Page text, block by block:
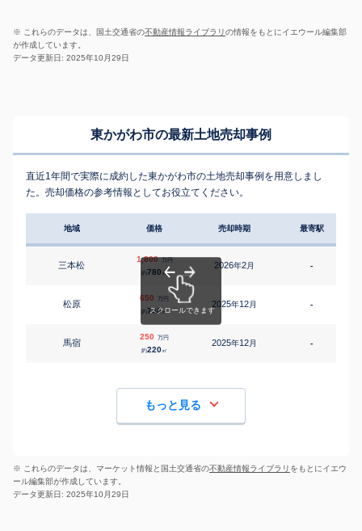
※ これらのデータは、国土交通省の不動産情報ライブラリの情報をもとにイエウール編集部
が作成しています。
データ更新日: 2025年10月29日
東かがわ市の最新土地売却事例
直近1年間で実際に成約した東かがわ市の土地売却事例を用意しまし
た。売却価格の参考情報としてお役立てください。
地域 価格 売却時期 最寄駅
三本松
1,800 万円
約780 ㎡
2026年2月 -
松原
650 万円
約740㎡
2025年12月 -
馬宿
250 万円
約220㎡
2025年12月 -
もっと見る
※ これらのデータは、マーケット情報と国土交通省の不動産情報ライブラリ をもとにイエウ
ール編集部が作成しています。
データ更新日: 2025年10月29日